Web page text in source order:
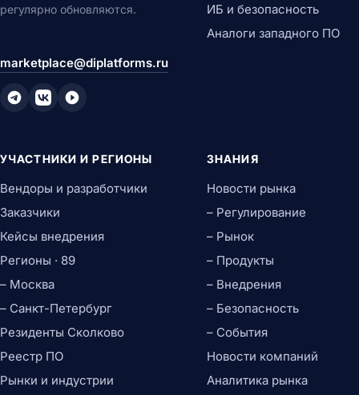
регулярно обновляются.
marketplace@diplatforms.ru
ИБ и безопасность
Аналоги западного ПО
УЧАСТНИКИ И РЕГИОНЫ
Вендоры и разработчики
Заказчики
Кейсы внедрения
Регионы · 89
– Москва
– Санкт-Петербург
Резиденты Сколково
Реестр ПО
Рынки и индустрии
ЗНАНИЯ
Новости рынка
– Регулирование
– Рынок
– Продукты
– Внедрения
– Безопасность
– События
Новости компаний
Аналитика рынка